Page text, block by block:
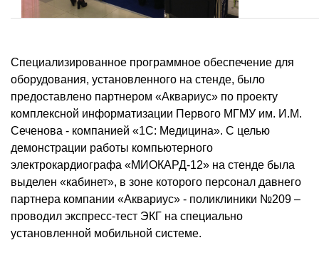
Специализированное программное обеспечение для
оборудования, установленного на стенде, было
предоставлено партнером «Аквариус» по проекту
комплексной информатизации Первого МГМУ им. И.М.
Сеченова - компанией «1С: Медицина». С целью
демонстрации работы компьютерного
электрокардиографа «МИОКАРД-12» на стенде была
выделен «кабинет», в зоне которого персонал давнего
партнера компании «Аквариус» - поликлиники №209 –
проводил экспресс-тест ЭКГ на специально
установленной мобильной системе.